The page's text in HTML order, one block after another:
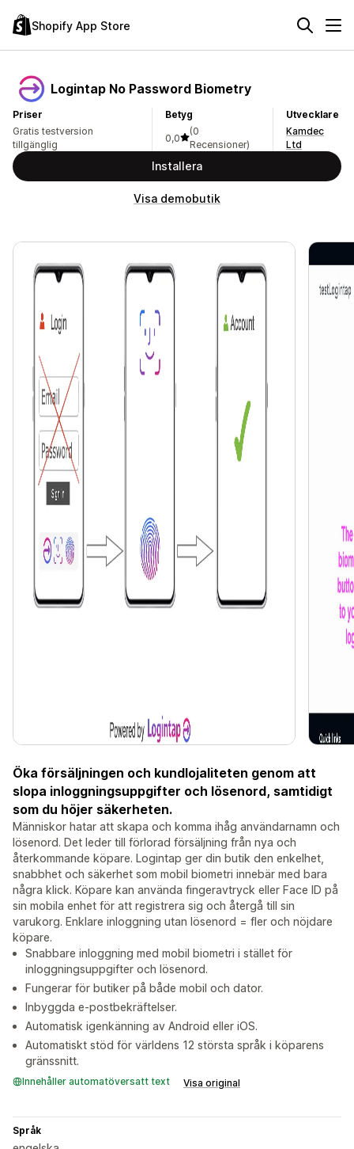
Shopify App Store
Logintap No Password Biometry
Priser
Gratis testversion
tillgänglig
Betyg
0,0
(0
Recensioner)
Utvecklare
Kamdec
Ltd
Installera
Visa demobutik
Öka försäljningen och kundlojaliteten genom att
slopa inloggningsuppgifter och lösenord, samtidigt
som du höjer säkerheten.
Människor hatar att skapa och komma ihåg användarnamn och
lösenord. Det leder till förlorad försäljning från nya och
återkommande köpare. Logintap ger din butik den enkelhet,
snabbhet och säkerhet som mobil biometri innebär med bara
några klick. Köpare kan använda fingeravtryck eller Face ID på
sin mobila enhet för att registrera sig och återgå till sin
varukorg. Enklare inloggning utan lösenord = fler och nöjdare
köpare.
Snabbare inloggning med mobil biometri i stället för
inloggningsuppgifter och lösenord.
Fungerar för butiker på både mobil och dator.
Inbyggda e-postbekräftelser.
Automatisk igenkänning av Android eller iOS.
Automatiskt stöd för världens 12 största språk i köparens
gränssnitt.
Innehåller automatöversatt text Visa original
Språk